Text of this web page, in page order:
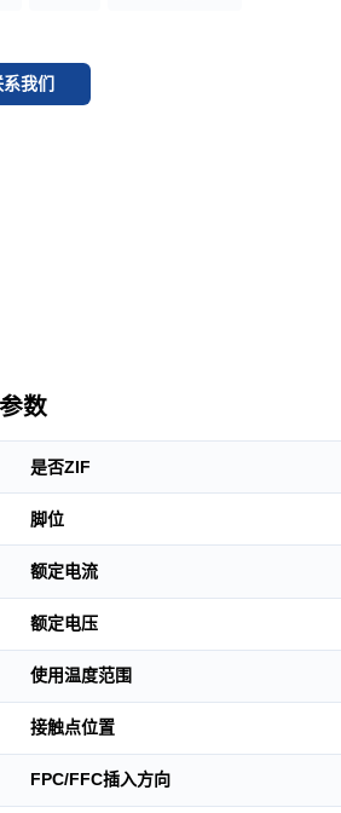
我们
数
是否ZIF
脚位
额定电流
额定电压
使用温度范围
接触点位置
FPC/FFC插入方向